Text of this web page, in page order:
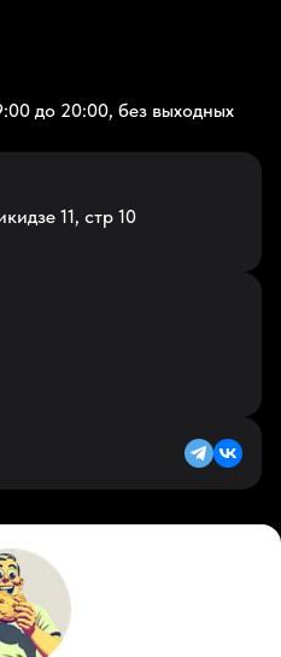
до 20:00, без выходных
11, стр 10
(RU)